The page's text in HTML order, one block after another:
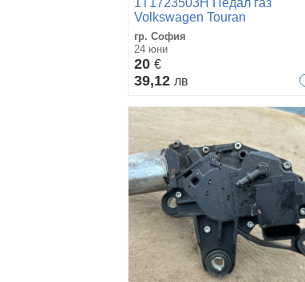
1T1723503H Педал газ
Volkswagen Touran
6PV008689-01
гр. София
24 юни
20 €
39,12 лв